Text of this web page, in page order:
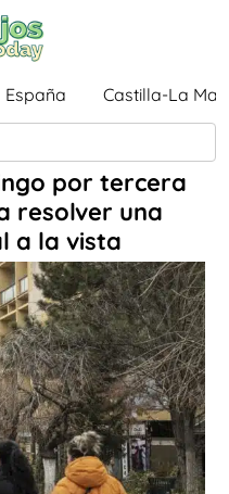
España Castilla-La
por tercera
resolver una
a la vista